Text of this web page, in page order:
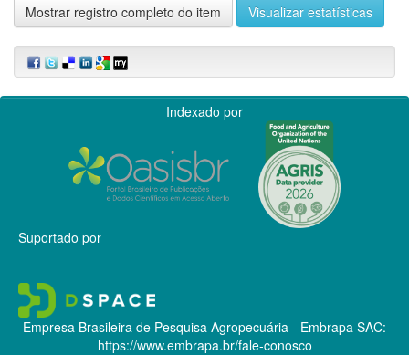
Mostrar registro completo do item Visualizar estatísticas
Indexado por
Suportado por
Empresa Brasileira de Pesquisa Agropecuária - Embrapa SAC:
https://www.embrapa.br/fale-conosco